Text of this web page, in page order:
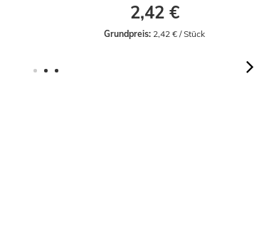
2,42 €
Grundpreis: 2,42 € / Stück